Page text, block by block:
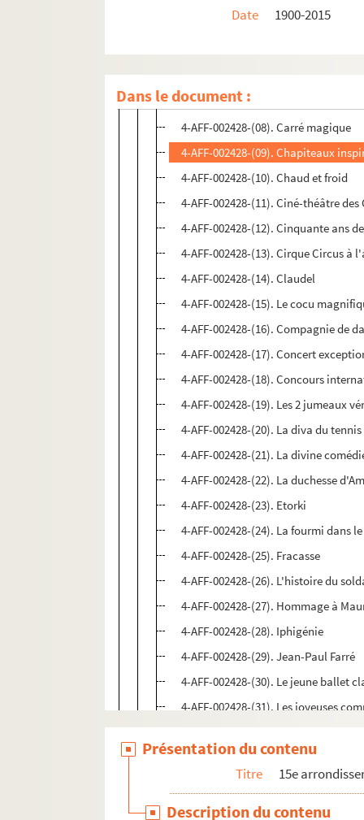
Date
1900-2015
Dans le document :
4-AFF-002428-(05). Britannicus
4-AFF-002428-(06). Calixto Sanchez
4-AFF-002428-(07). El cante de la
4-AFF-002428-(08). Carré magique
4-AFF-002428-(09). Chapiteaux
4-AFF-002428-(10). Chaud et froid
4-AFF-002428-(11). Ciné-théâtre des
4-AFF-002428-(12). Cinquante ans
4-AFF-002428-(13). Cirque Circus à
4-AFF-002428-(14). Claudel
4-AFF-002428-(15). Le cocu
4-AFF-002428-(16). Compagnie de
4-AFF-002428-(17). Concert
4-AFF-002428-(18). Concours
4-AFF-002428-(19). Les 2 jumeaux
4-AFF-002428-(20). La diva du tennis
4-AFF-002428-(21). La divine
4-AFF-002428-(22). La duchesse
4-AFF-002428-(23). Etorki
4-AFF-002428-(24). La fourmi dans
4-AFF-002428-(25). Fracasse
4-AFF-002428-(26). L'histoire du
4-AFF-002428-(27). Hommage à
4-AFF-002428-(28). Iphigénie
4-AFF-002428-(29). Jean-Paul Farré
4-AFF-002428-(30). Le jeune ballet
4-AFF-002428-(31). Les joyeuses
4-AFF-002428-(32). Les liaisons
4-AFF-002428-(33). Macunaima
4-AFF-002428-(34). Maria
4-AFF-002428-(35). Mario Maya "Ay
Présentation du contenu
Titre 15e
Description du contenu